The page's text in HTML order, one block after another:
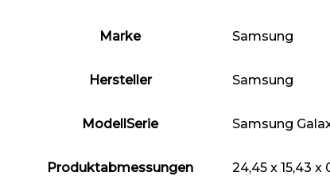
Marke ‎Samsung
Hersteller ‎Samsung
ModellSerie ‎Samsung
Produktabmessungen ‎24,45 x 15,43 x